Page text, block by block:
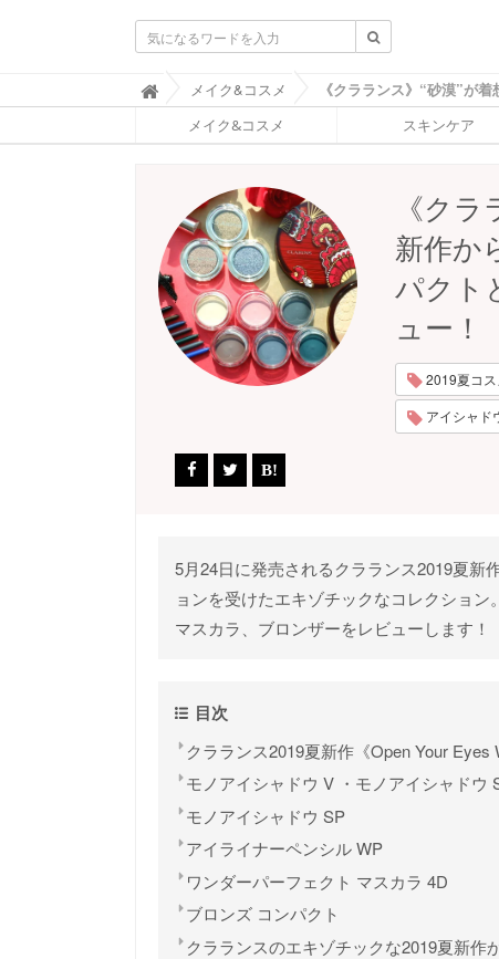
ふ
ぉ
ち
O
R
T
U
N
メイク&コスメ
メイク&コスメ スキンケア
《ク
新作か
パクト
ュー！
2019夏コス
アイシャド
5月24日に発売されるクラランス2019夏新
ョンを受けたエキゾチックなコレクション
マスカラ、ブロンザーをレビューします！
目次
クラランス2019夏新作《Open Your Eyes
モノアイシャドウ V ・モノアイシャドウ
モノアイシャドウ SP
アイライナーペンシル WP
ワンダーパーフェクト マスカラ 4D
ブロンズ コンパクト
クラランスのエキゾチックな2019夏新作